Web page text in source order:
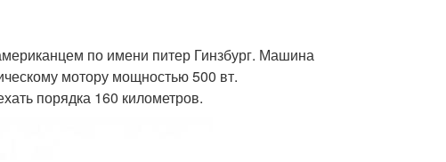
по имени питер Гинзбург. Машина
мотору мощностью 500 вт.
порядка 160 километров.